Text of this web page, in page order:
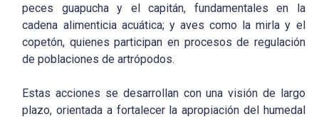
peces guapucha y el capitán, fundamentales en la
cadena alimenticia acuática; y aves como la mirla y el
copetón, quienes participan en procesos de regulación
de poblaciones de artrópodos.
Estas acciones se desarrollan con una visión de largo
plazo, orientada a fortalecer la apropiación del humedal